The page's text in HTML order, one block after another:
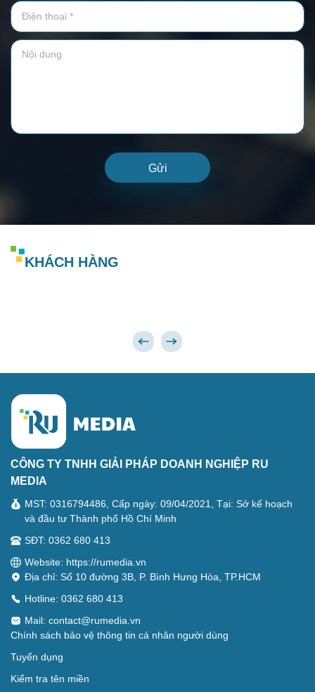
Gửi
KHÁCH HÀNG
CÔNG TY TNHH GIẢI PHÁP DOANH NGHIỆP RU
MEDIA
MST: 0316794486, Cấp ngày: 09/04/2021, Tại: Sở kế hoạch
và đầu tư Thành phố Hồ Chí Minh
SĐT: 0362 680 413
Website: https://rumedia.vn
Địa chỉ: Số 10 đường 3B, P. Bình Hưng Hòa, TP.HCM
Hotline: 0362 680 413
Mail: contact@rumedia.vn
Chính sách bảo vệ thông tin cá nhân người dùng
Tuyển dụng
Kiểm tra tên miền